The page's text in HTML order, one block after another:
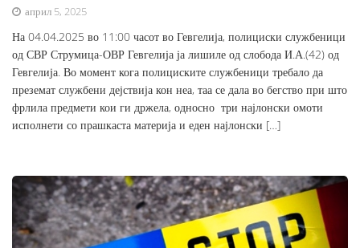
април 5, 2025
На 04.04.2025 во 11:00 часот во Гевгелија, полициски службеници
од СВР Струмица-ОВР Гевгелија ја лишиле од слобода И.А.(42) од
Гевгелија. Во момент кога полициските службеници требало да
преземат службени дејствија кон неа, таа се дала во бегство при што
фрлила предмети кои ги држела, односно три најлонски омоти
исполнети со прашкаста материја и еден најлонски […]